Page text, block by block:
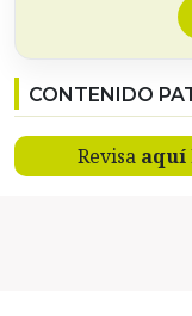
CONTENIDO
Revisa aquí